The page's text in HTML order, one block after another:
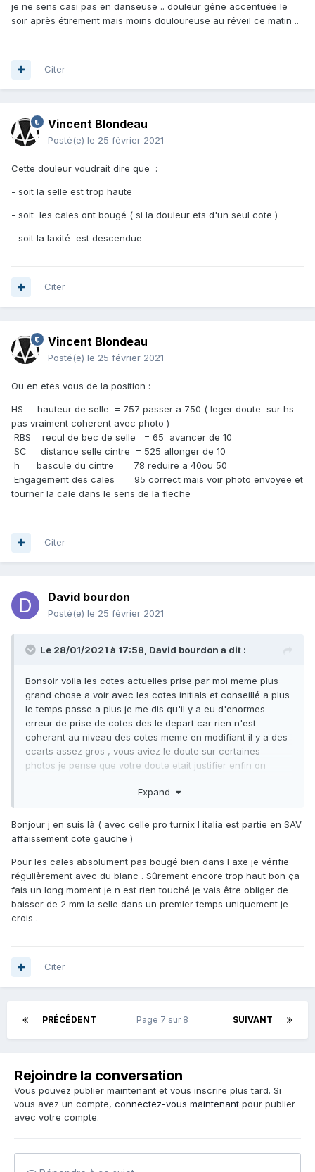
je ne sens casi pas en danseuse .. douleur gêne accentuée le
soir après étirement mais moins douloureuse au réveil ce matin ..
Citer
Vincent Blondeau
Posté(e) le 25 février 2021
Cette douleur voudrait dire que :
- soit la selle est trop haute
- soit les cales ont bougé ( si la douleur ets d'un seul cote )
- soit la laxité est descendue
Citer
Vincent Blondeau
Posté(e) le 25 février 2021
Ou en etes vous de la position :
HS hauteur de selle = 757 passer a 750 ( leger doute sur hs
pas vraiment coherent avec photo )
RBS recul de bec de selle = 65 avancer de 10
SC distance selle cintre = 525 allonger de 10
h bascule du cintre = 78 reduire a 40ou 50
Engagement des cales = 95 correct mais voir photo envoyee et
tourner la cale dans le sens de la fleche
Citer
David bourdon
Posté(e) le 25 février 2021
Le 28/01/2021 à 17:58, David bourdon a dit :
Bonsoir voila les cotes actuelles prise par moi meme plus
grand chose a voir avec les cotes initials et conseillé a plus
le temps passe a plus je me dis qu'il y a eu d'enormes
erreur de prise de cotes des le depart car rien n'est
coherant au niveau des cotes meme en modifiant il y a des
ecarts assez gros , vous aviez le doute sur certaines
photos je pense que votre doute etait justifier enfin on
conseils a distance voici les mesures avant nouveau
douleur derriere genou )
Au 28 janvier:
HS : 74.8
RBS : 7.8
HBC : 5.6
chaussure sidi ergo carbon 2 cale look keo rouge
selle : selle italia SLR SUPERFLOW
manivelle : shimano ultegra 172.5
potence : pro 90mm
Expand
Bonjour j en suis là ( avec celle pro turnix l italia est partie en SAV
affaissement cote gauche )
Pour les cales absolument pas bougé bien dans l axe je vérifie
régulièrement avec du blanc . Sûrement encore trop haut bon ça
fais un long moment je n est rien touché je vais être obliger de
baisser de 2 mm la selle dans un premier temps uniquement je
crois .
Citer
PRÉCÉDENT SUIVANT
Page 7 sur 8
Rejoindre la conversation
Vous pouvez publier maintenant et vous inscrire plus tard. Si
vous avez un compte, connectez-vous maintenant pour publier
avec votre compte.